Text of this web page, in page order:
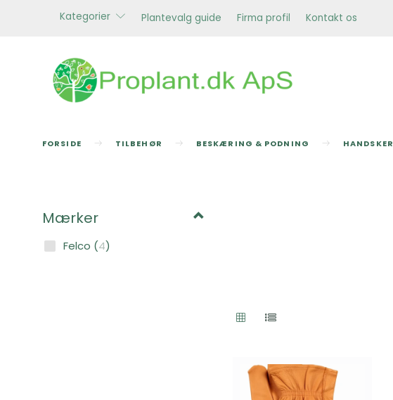
Kategorier Plantevalg guide Firma profil Kontakt os
FORSIDE TILBEHØR BESKÆRING & PODNING HANDSKER
Mærker
Felco (4)